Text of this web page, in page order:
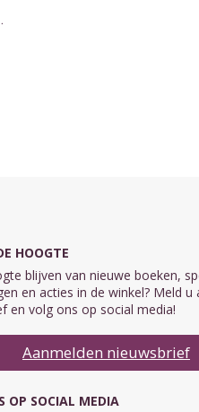
HOOGTE
blijven van nieuwe boeken,
en acties in de winkel? Meld u
en volg ons op social media!
Aanmelden nieuwsbrief
OP SOCIAL MEDIA